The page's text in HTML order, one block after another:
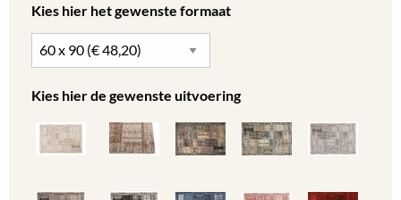
Kies hier het gewenste formaat
Kies hier de gewenste uitvoering